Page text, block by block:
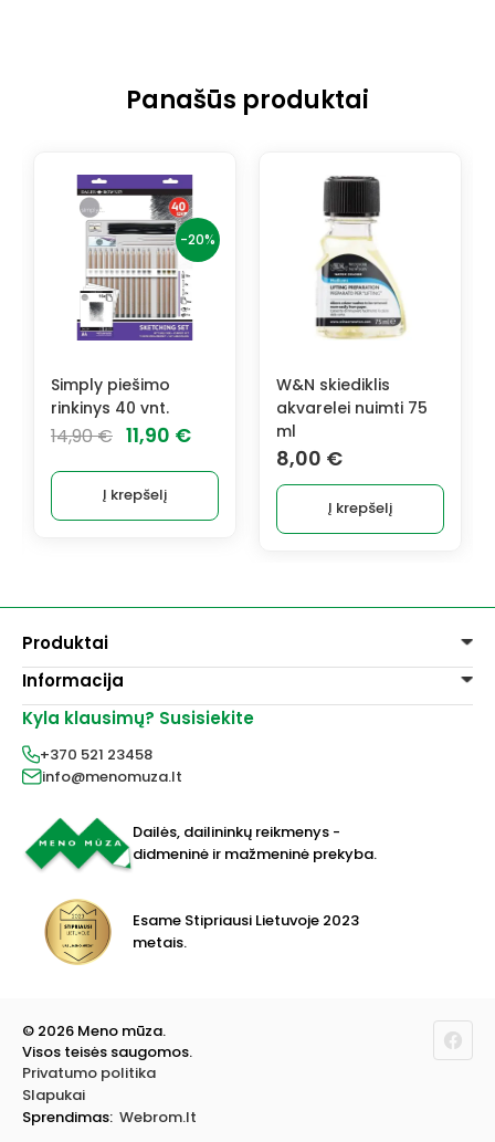
Panašūs produktai
-20%
Simply piešimo
rinkinys 40 vnt.
14,90€ Original
was:
14,90 €.
11,90 €Current
11,90 €.
Į krepšelį
W&N skiediklis
akvarelei nuimti 75
ml
8,00 €
Į krepšelį
Produktai
Dažai
Dekoravimui
Lakai, skiedikliai
Grafitiniai pieštukai
Įvairiems paviršiams
Molbertai
Keramikams ir skulptoriams
FIMO modelinas
Mokyklinės ir biuro prekės
Vokai
Rėmai ir rėminimas
Informacija
Pirkimo taisyklės
Prekių pristatymas
Prekių grąžinimas
Parduotuvės
Kyla klausimų? Susisiekite
+370 521 23458
info@menomuza.lt
Dailės, dailininkų reikmenys -
didmeninė ir mažmeninė prekyba.
Esame Stipriausi Lietuvoje 2023
metais.
© 2026 Meno mūza.
Visos teisės saugomos.
Privatumo politika
Slapukai
Sprendimas: Webrom.lt